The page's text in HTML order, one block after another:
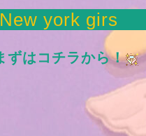
york girs
ずはコチラから！